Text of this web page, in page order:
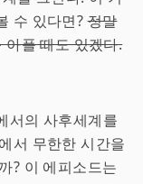
수 있다면?정말
아플 때도 있겠다.
서의 사후세계를
에서 무한한 시간을
? 이 에피소드는